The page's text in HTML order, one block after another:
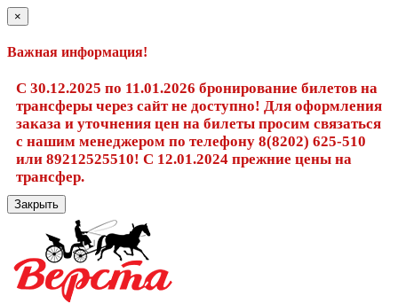
×
Важная информация!
С 30.12.2025 по 11.01.2026 бронирование билетов на
трансферы через сайт не доступно! Для оформления
заказа и уточнения цен на билеты просим связаться
с нашим менеджером по телефону 8(8202) 625-510
или 89212525510! С 12.01.2024 прежние цены на
трансфер.
Закрыть